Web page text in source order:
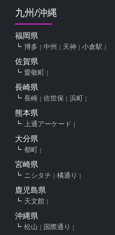
九州/沖縄
福岡県
博多 中州 天神 小倉駅
佐賀県
愛敬町
長崎県
長崎 佐世保 浜町
熊本県
上通アーケード
大分県
都町
宮崎県
ニシタチ 橘通り
鹿児島県
天文館
沖縄県
松山 国際通り